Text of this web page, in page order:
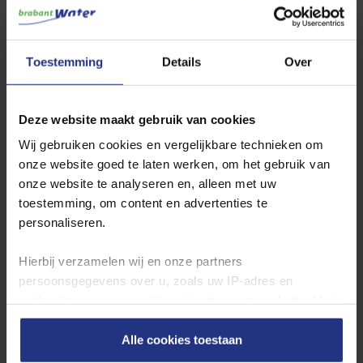
Toestemming Details Over
Deze website maakt gebruik van cookies
Wij gebruiken cookies en vergelijkbare technieken om
onze website goed te laten werken, om het gebruik van
onze website te analyseren en, alleen met uw
toestemming, om content en advertenties te
personaliseren.
Hierbij verzamelen wij en onze partners
persoonsgegevens over u, zoals uw IP‑adres en
deze gegevens kunnen wij een profiel van u opbouwen
zodat wij onze content en communicatie kunnen
afstemmen op uw voorkeuren. Partners kunnen deze
Alle cookies toestaan
U kunt hieruit afleiden dat ons water voldoet aan alle
wettelijke eisen.
Wilt u de jaarcijfers inzien? Ga dan hier naar de
productielocatie.
Waterkwaliteit in andere plaatsen
Locatie